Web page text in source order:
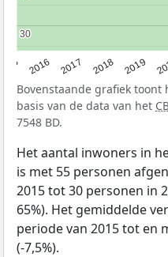
2016 2017 2018 2019
30
30
Bovenstaande grafiek
basis van de data van het
7548 BD.
Het aantal inwoners in
is met 55 personen
2015 tot 30 personen in
65%). Het gemiddelde
periode van 2015 tot en
(-7,5%).